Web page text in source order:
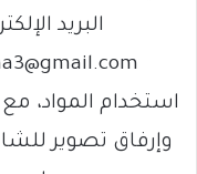
البريد
استخدام المواد،
وإرفاق تصوير